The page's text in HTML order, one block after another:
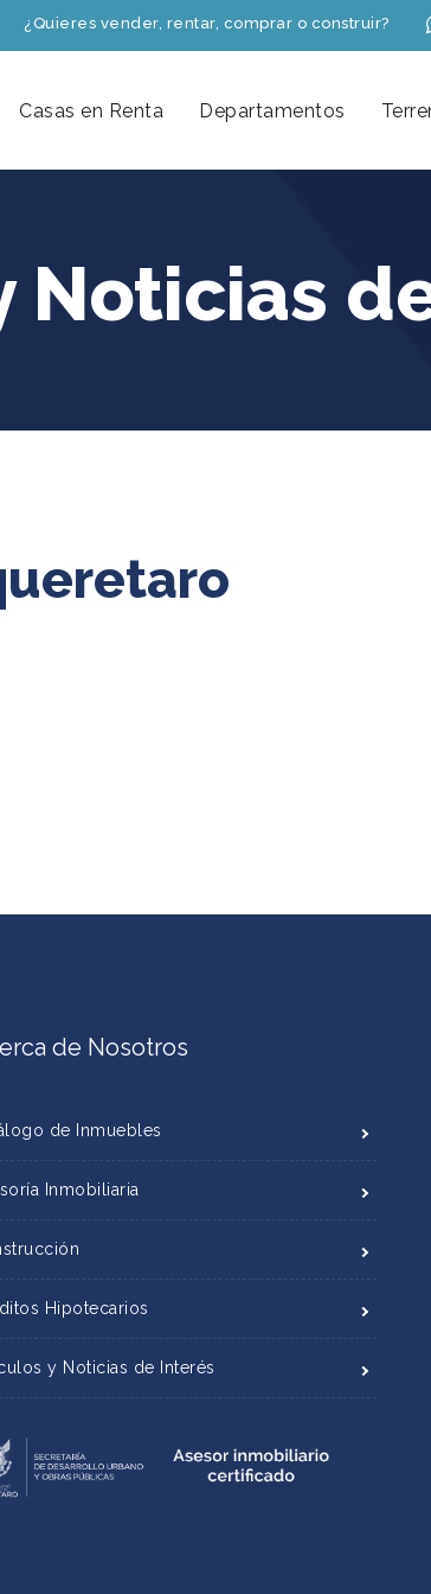
¿Quieres vender, rentar, comprar o construir?
Casas en Renta Departamentos
Noticias
de Nosotros
de Inmuebles
Inmobiliaria
Hipotecarios
y Noticias de Interés